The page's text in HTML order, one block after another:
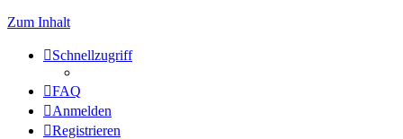
Zum Inhalt
Schnellzugriff
FAQ
Anmelden
Registrieren